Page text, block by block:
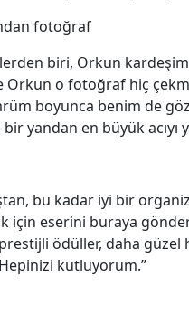
fotoğraf
biri, Orkun
o fotoğraf hiç
boyunca benim de
yandan en büyük
bu kadar iyi bir
için eserini buraya
ödüller, daha
kutluyorum.”